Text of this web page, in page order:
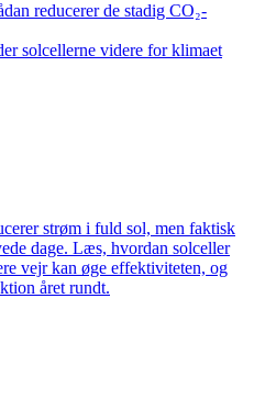
reducerer de stadig CO₂-
solcellerne videre for klimaet
strøm i fuld sol, men faktisk
dage. Læs, hvordan solceller
vejr kan øge effektiviteten, og
året rundt.